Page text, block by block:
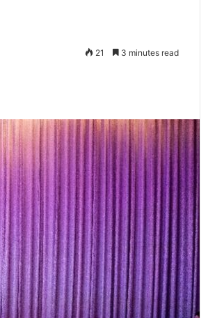
21 3 minutes read